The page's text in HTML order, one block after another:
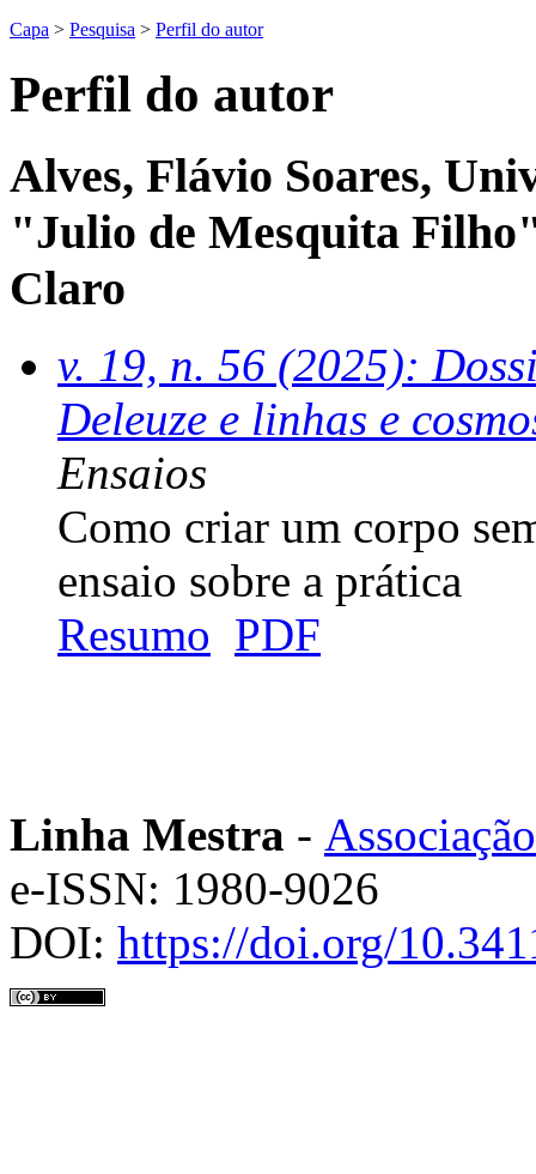
Capa > Pesquisa > Perfil do autor
Perfil do autor
Alves, Flávio Soares,
"Julio de Mesquita
Claro
v. 19, n. 56 (2025):
Deleuze e linhas e
Ensaios
Como criar um corpo
ensaio sobre a prática
Resumo PDF
Linha Mestra -
e-ISSN: 1980-9026
DOI: https://doi.org/